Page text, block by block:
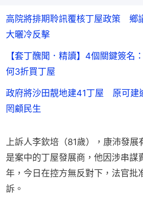
高院將排期聆訊覆核丁屋政策 鄉
大曬冷反擊
【套丁醜聞．精讀】4個關鍵簽名
何3折買丁屋
政府將沙田靚地建41丁屋 原可
罔顧民生
上訴人李欽培（81歲），康沛發
是案中的丁屋發展商，他因涉串謀
年，今日在控方無反對下，法官批
訴。